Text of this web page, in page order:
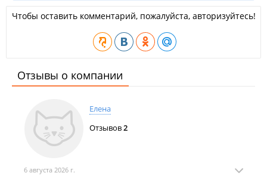
Чтобы оставить комментарий, пожалуйста, авторизуйтесь!
Отзывы о компании
Елена
Отзывов2
6 августа 2026 г.